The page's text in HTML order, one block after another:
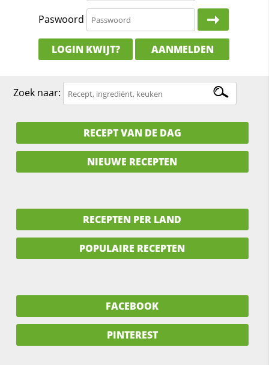
Paswoord
LOGIN KWIJT? AANMELDEN
Zoek naar:
RECEPT VAN DE DAG
NIEUWE RECEPTEN
RECEPTEN PER LAND
POPULAIRE RECEPTEN
FACEBOOK
PINTEREST